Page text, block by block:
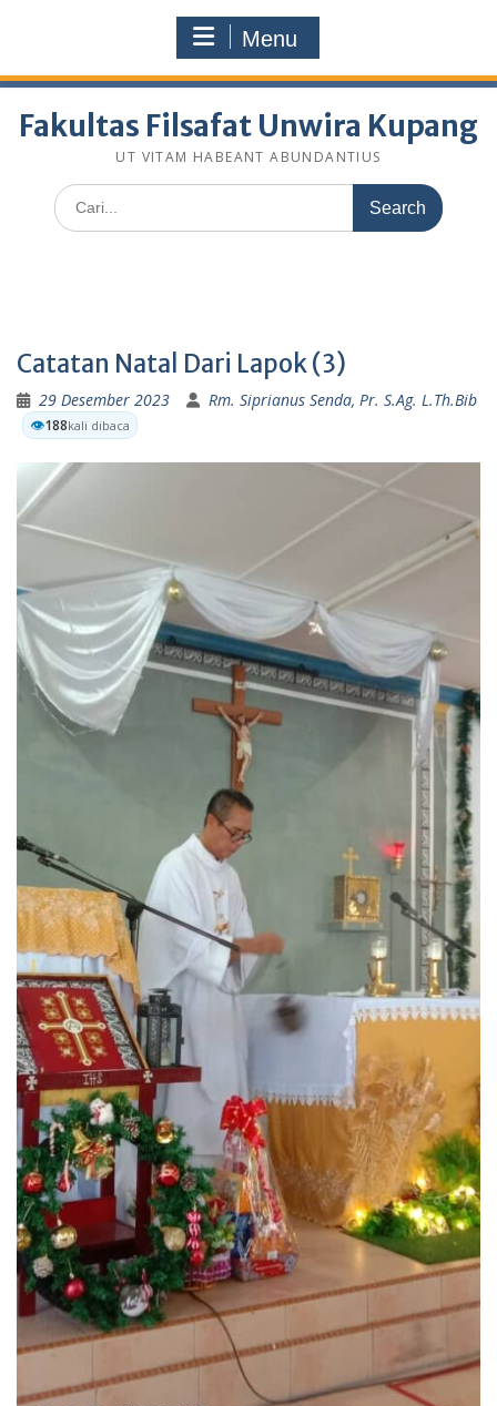
fakultasfilsafatunwirakupang@gmail.com
Selamat Datang Di Website Resmi Fakultas Filsafat
Fakultas Filsafat Unwira Kupang
UT VITAM HABEANT ABUNDANTIUS
Search
for:
Menu
Catatan Natal Dari Lapok (3)
29 Desember 2023 Rm. Siprianus Senda, Pr. S.Ag. L.Th.Bib
👁️188kali dibaca